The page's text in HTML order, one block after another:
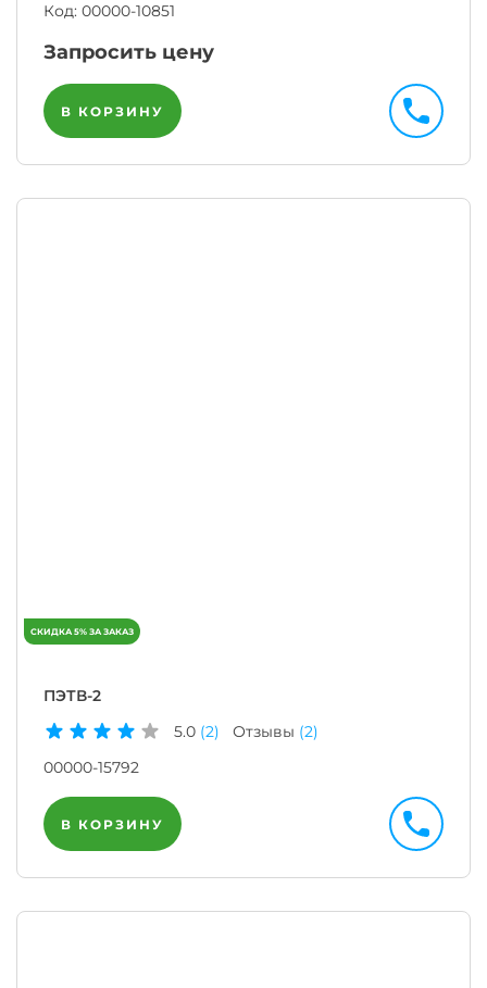
Код: 00000-10851
Запросить цену
В КОРЗИНУ
ПЭТВ-2
5.0 (2) Отзывы (2)
00000-15792
В КОРЗИНУ